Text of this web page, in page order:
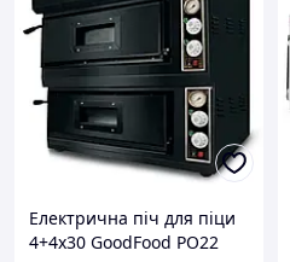
Електрична піч для піци
4+4х30 GoodFood PO22